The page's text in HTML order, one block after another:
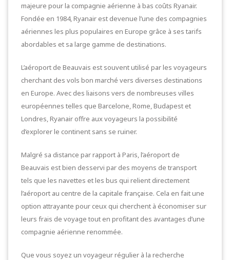
majeure pour la compagnie aérienne à bas coûts Ryanair.
Fondée en 1984, Ryanair est devenue l’une des compagnies
aériennes les plus populaires en Europe grâce à ses tarifs
abordables et sa large gamme de destinations.
L’aéroport de Beauvais est souvent utilisé par les voyageurs
cherchant des vols bon marché vers diverses destinations
en Europe. Avec des liaisons vers de nombreuses villes
européennes telles que Barcelone, Rome, Budapest et
Londres, Ryanair offre aux voyageurs la possibilité
d’explorer le continent sans se ruiner.
Malgré sa distance par rapport à Paris, l’aéroport de
Beauvais est bien desservi par des moyens de transport
tels que les navettes et les bus qui relient directement
l’aéroport au centre de la capitale française. Cela en fait une
option attrayante pour ceux qui cherchent à économiser sur
leurs frais de voyage tout en profitant des avantages d’une
compagnie aérienne renommée.
Que vous soyez un voyageur régulier à la recherche